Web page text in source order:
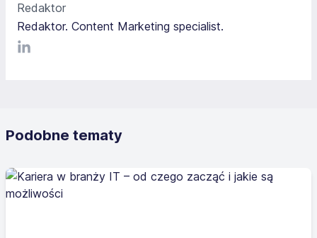
Redaktor
Redaktor. Content Marketing specialist.
LinkediIn
Podobne tematy